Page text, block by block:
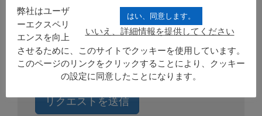
国土が特徴的です。陸では中国・タイ・ラオス・インド・バ
ングラデシュと国境を接し、境界線の総延長距離は約
4,600kmに達しています。 海側はアンダマン海とベンガル湾
に面し、海岸線の全長は約2,000kmです。経済は米などの農
業や、天然ガスの輸出などが盛んです。
首都はネピドーにあり、公用語はビルマ語、公用通貨はチャ
ットが使用されています。
リクエストを送信
はい、同意します。
いいえ、詳細情報を提供してください
弊社はユーザ
ーエクスペリ
エンスを向上
させるために、このサイトでクッキーを使用しています。
このページのリンクをクリックすることにより、クッキー
の設定に同意したことになります。